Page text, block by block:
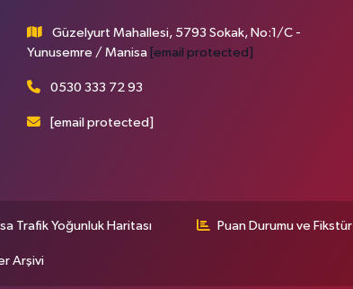
Güzelyurt Mahallesi, 5793 Sokak, No:1/C -
Yunusemre / Manisa [email protected]
0530 333 72 93
[email protected]
Trafik Yoğunluk Haritası Puan Durumu ve Fikstür
Arşivi